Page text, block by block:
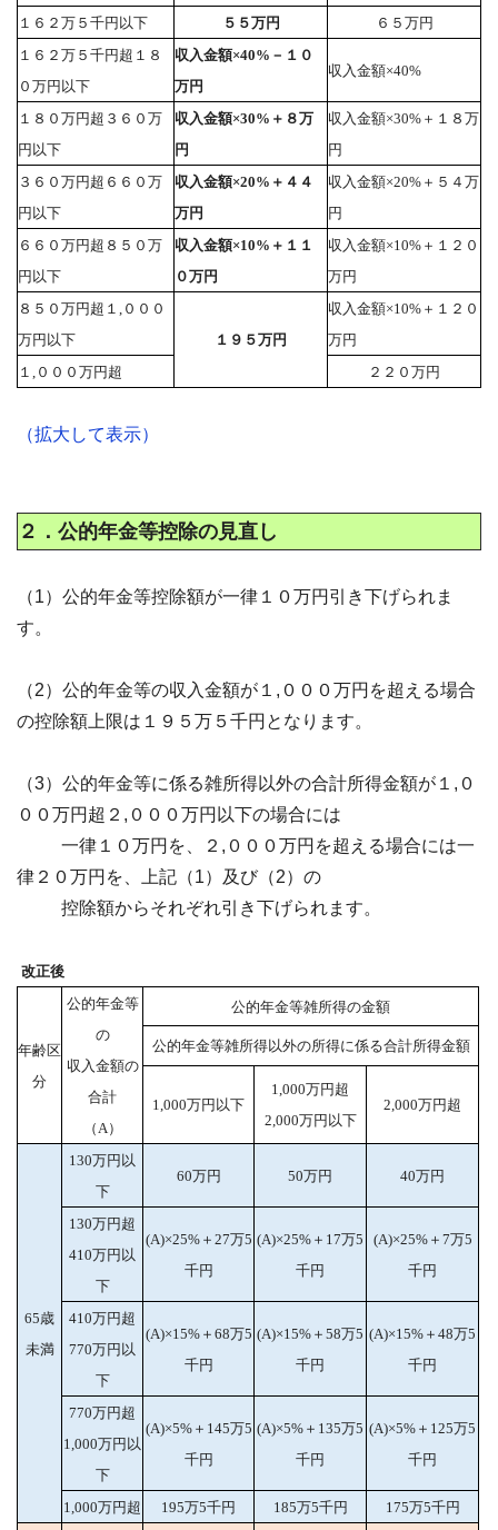
１６２万５千円以下
５５万円
６５万円
１６２万５千円超１８
０万円以下
収入金額×40%－１０
万円
収入金額×40%
１８０万円超３６０万
円以下
収入金額×30%＋８万
円
収入金額×30%＋１８万
円
３６０万円超６６０万
円以下
収入金額×20%＋４４
万円
収入金額×20%＋５４万
円
６６０万円超８５０万
円以下
収入金額×10%＋１１
０万円
収入金額×10%＋１２０
万円
８５０万円超１,０００
万円以下
１９５万円
収入金額×10%＋１２０
万円
１,０００万円超
２２０万円
（拡大して表示）
２．公的年金等控除の見直し
（1）公的年金等控除額が一律１０万円引き下げられま
す。
（2）公的年金等の収入金額が１,０００万円を超える場合
の控除額上限は１９５万５千円となります。
（3）公的年金等に係る雑所得以外の合計所得金額が１,０
００万円超２,０００万円以下の場合には
一律１０万円を、２,０００万円を超える場合には一
律２０万円を、上記（1）及び（2）の
控除額からそれぞれ引き下げられます。
改正後
年齢区
分
公的年金等
の
収入金額の
合計
（A）
公的年金等雑所得の金額
公的年金等雑所得以外の所得に係る合計所得金額
1,000万円以下
1,000万円超
2,000万円以下
2,000万円超
65歳
未満
130万円以
下
60万円 50万円 40万円
130万円超
410万円以
下
(A)×25%＋27万5
千円
(A)×25%＋17万5
千円
(A)×25%＋7万5
千円
410万円超
770万円以
下
(A)×15%＋68万5
千円
(A)×15%＋58万5
千円
(A)×15%＋48万5
千円
770万円超
1,000万円以
下
(A)×5%＋145万5
千円
(A)×5%＋135万5
千円
(A)×5%＋125万5
千円
1,000万円超 195万5千円 185万5千円 175万5千円